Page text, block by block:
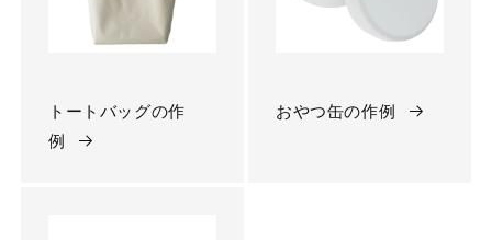
トートバッグの作
例
おやつ缶の作例